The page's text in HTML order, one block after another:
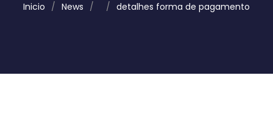
Inicio / News / / detalhes forma de pagamento